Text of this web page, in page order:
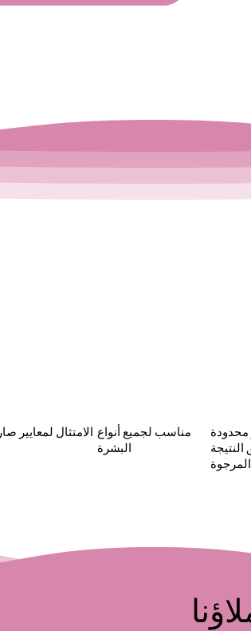
الامتثال لمعايير مناسب لجميع أنواع
البشرة
محدودة
المرجوة